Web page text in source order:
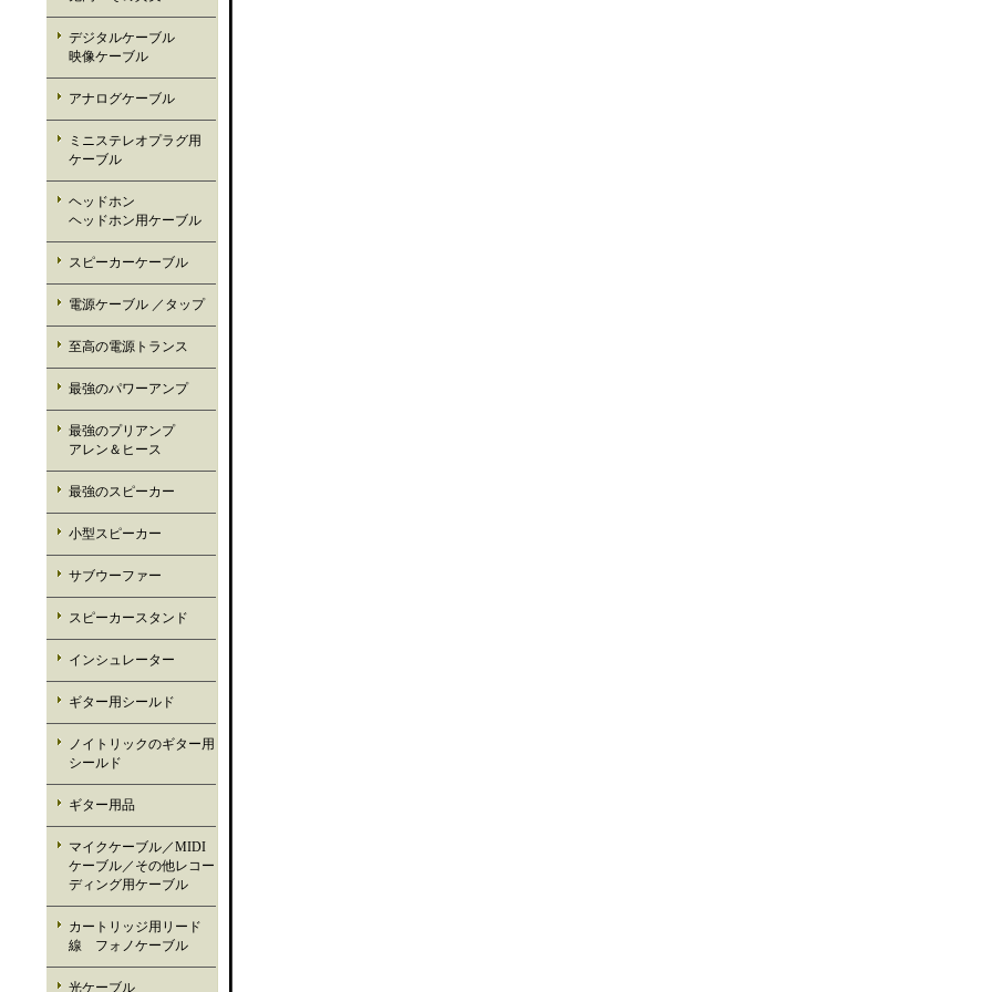
デジタルケーブル
映像ケーブル
アナログケーブル
ミニステレオプラグ用
ケーブル
ヘッドホン
ヘッドホン用ケーブル
スピーカーケーブル
電源ケーブル ／タップ
至高の電源トランス
最強のパワーアンプ
最強のプリアンプ
アレン＆ヒース
最強のスピーカー
小型スピーカー
サブウーファー
スピーカースタンド
インシュレーター
ギター用シールド
ノイトリックのギター用
シールド
ギター用品
マイクケーブル／MIDI
ケーブル／その他レコー
ディング用ケーブル
カートリッジ用リード
線 フォノケーブル
光ケーブル